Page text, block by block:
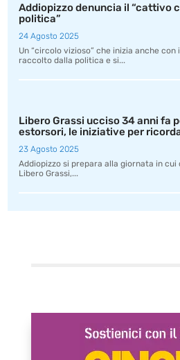
Addiopizzo denuncia il “cattivo
politica”
24 Agosto 2025
Un “circolo vizioso” che inizia anche con
raccolto dalla politica e si...
Libero Grassi ucciso 34 anni fa
estorsori, le iniziative per
23 Agosto 2025
Addiopizzo si prepara alla giornata in cui
Libero Grassi,...